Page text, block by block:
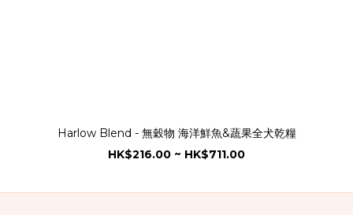
Harlow Blend - 無穀物 海洋鮮魚&蔬果全犬乾糧
HK$216.00 ~ HK$711.00